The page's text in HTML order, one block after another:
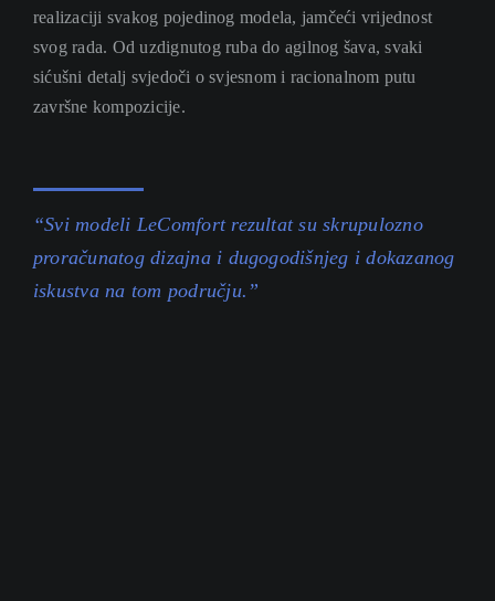
realizaciji svakog pojedinog modela, jamčeći vrijednost
svog rada. Od uzdignutog ruba do agilnog šava, svaki
sićušni detalj svjedoči o svjesnom i racionalnom putu
završne kompozicije.
“Svi modeli LeComfort rezultat su skrupulozno
proračunatog dizajna i dugogodišnjeg i dokazanog
iskustva na tom području.”